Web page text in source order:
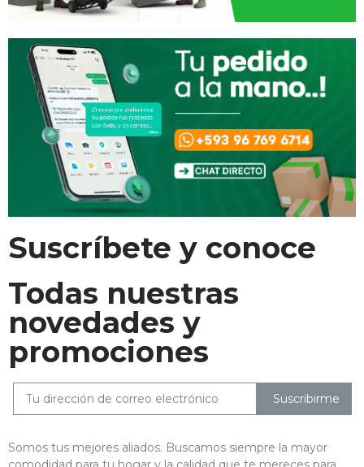
Suscríbete y conoce
Todas nuestras
novedades y
promociones
Suscribirme
Somos tus mejores aliados. Buscamos siempre la mayor